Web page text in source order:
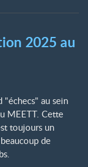
2025 au
"échecs" au sein
MEETT. Cette
toujours un
de